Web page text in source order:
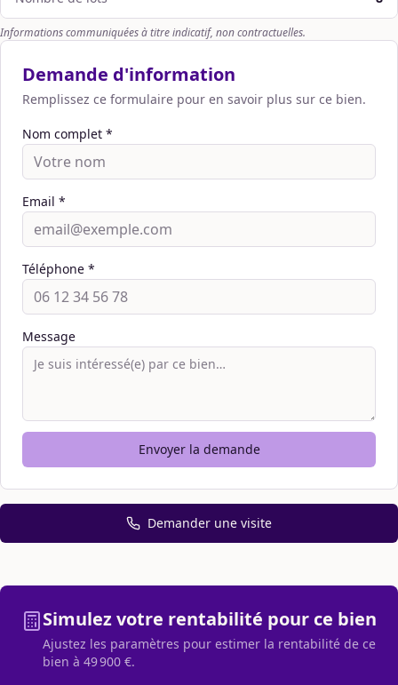
Informations communiquées à titre indicatif, non contractuelles.
Demande d'information
Remplissez ce formulaire pour en savoir plus sur ce bien.
Nom complet *
Email *
Téléphone *
Message
Envoyer la demande
Demander une visite
Simulez votre rentabilité pour ce bien
Ajustez les paramètres pour estimer la rentabilité de ce
bien à 49 900 €.